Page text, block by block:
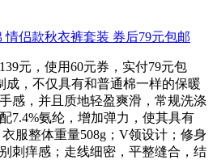
元，使用60元券，实付79元包
成，不仅具有和普通棉一样的保暖
感，并且质地轻盈爽滑，常规洗涤
7.4%氨纶，增加弹力，使其具有
服整体重量508g；V领设计；修身
刺痒感；走线细密，平整缝合，结